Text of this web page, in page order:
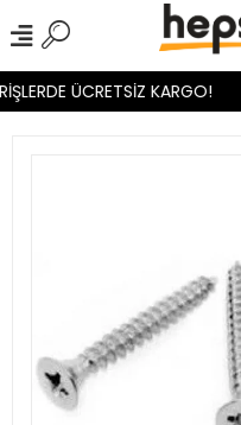
ÜCRETSİZ KARGO!